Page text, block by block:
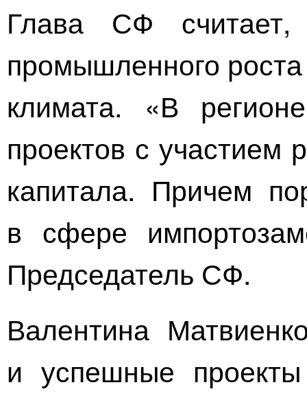
Глава СФ
промышленного
климата. «В
проектов с участием
капитала. Причем
в сфере
Председатель СФ.
Валентина
и успешные